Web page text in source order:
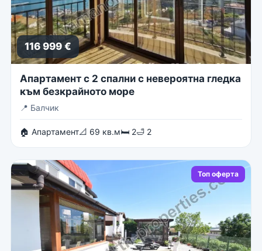
116 999 €
Апартамент с 2 спални с невероятна гледка
към безкрайното море
📍 Балчик
🏠 Апартамент📐 69 кв.м🛏 2🛁 2
Топ оферта